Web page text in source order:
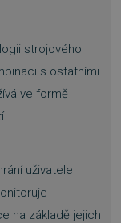
strojového
s ostatními
ve formě
uživatele
na základě jejich